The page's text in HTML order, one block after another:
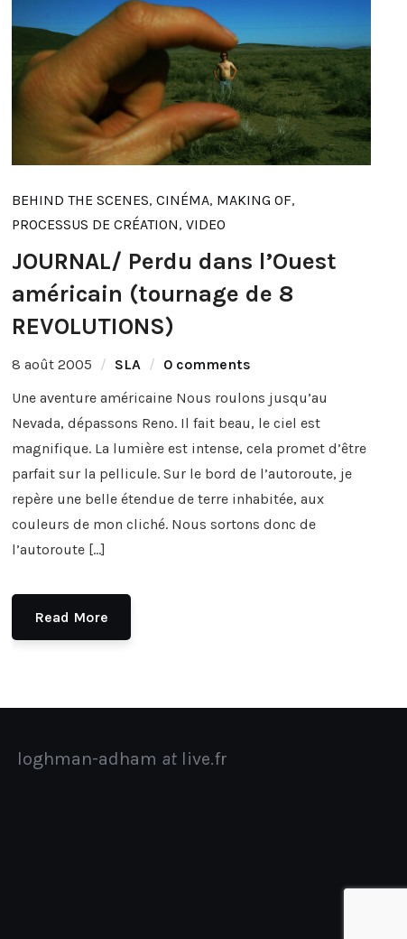
BEHIND THE SCENES, CINÉMA, MAKING OF,
PROCESSUS DE CRÉATION, VIDEO
JOURNAL/ Perdu dans l’Ouest
américain (tournage de 8
REVOLUTIONS)
8 août 2005 SLA
0 comments
Une aventure américaine Nous roulons jusqu’au
Nevada, dépassons Reno. Il fait beau, le ciel est
magnifique. La lumière est intense, cela promet d’être
parfait sur la pellicule. Sur le bord de l’autoroute, je
repère une belle étendue de terre inhabitée, aux
couleurs de mon cliché. Nous sortons donc de
l’autoroute […]
Read More
loghman-adham at live.fr